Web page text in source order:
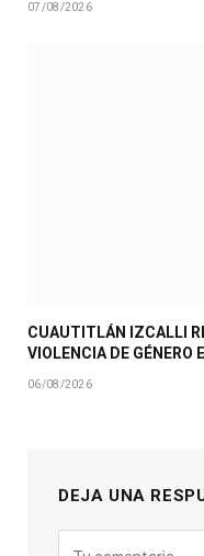
07/08/2026
CUAUTITLÁN IZCALLI
VIOLENCIA DE GÉNERO
06/08/2026
DEJA UNA